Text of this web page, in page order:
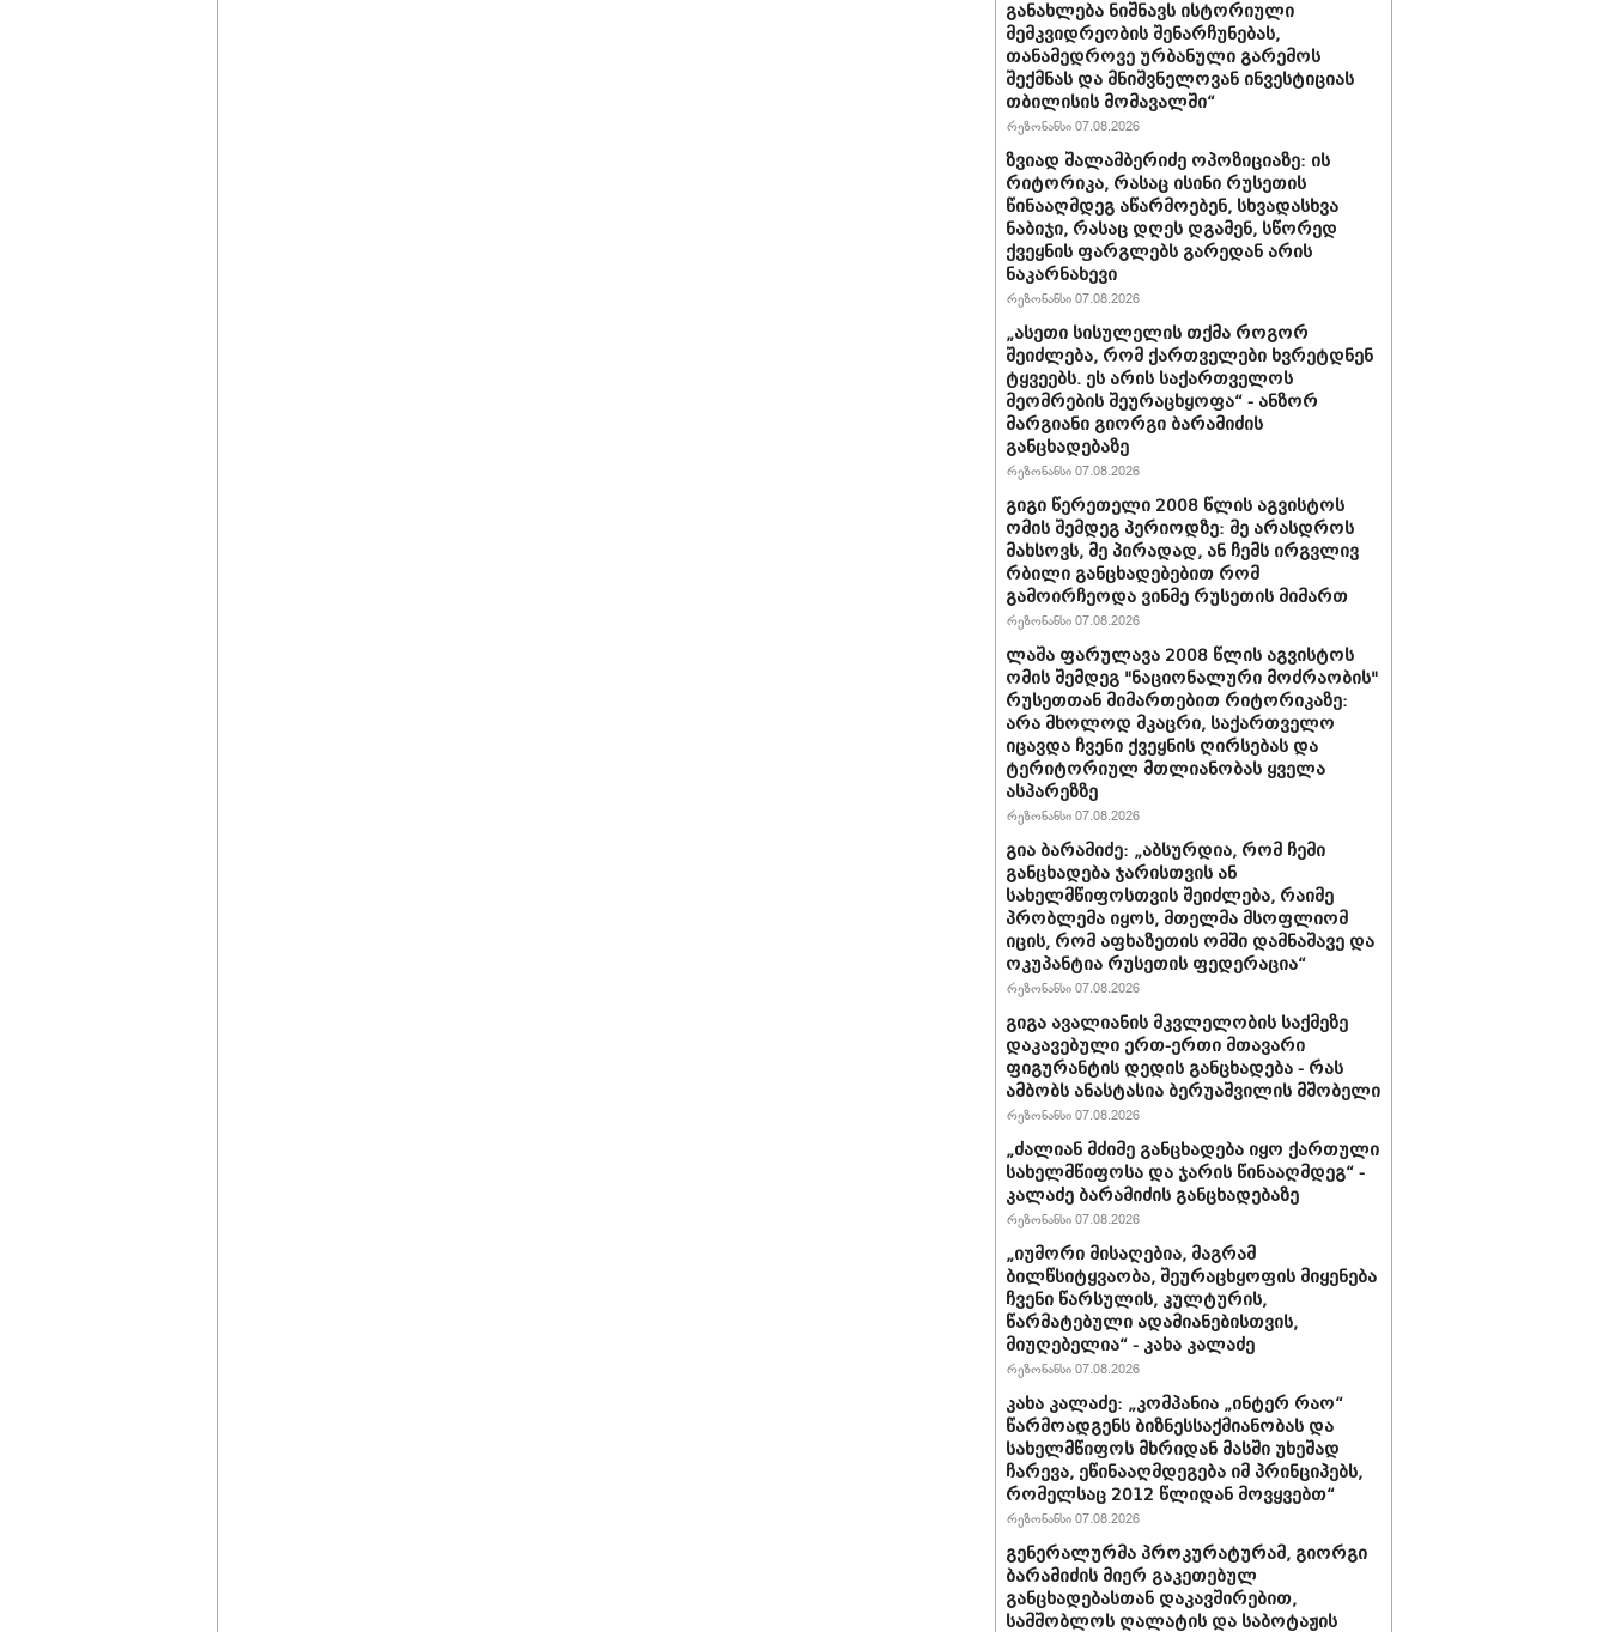
განახლება ნიშნავს ისტორიული
მემკვიდრეობის შენარჩუნებას,
თანამედროვე ურბანული გარემოს
შექმნას და მნიშვნელოვან ინვესტიციას
თბილისის მომავალში“
რეზონანსი 07.08.2026
ზვიად შალამბერიძე ოპოზიციაზე: ის
რიტორიკა, რასაც ისინი რუსეთის
წინააღმდეგ აწარმოებენ, სხვადასხვა
ნაბიჯი, რასაც დღეს დგამენ, სწორედ
ქვეყნის ფარგლებს გარედან არის
ნაკარნახევი
რეზონანსი 07.08.2026
„ასეთი სისულელის თქმა როგორ
შეიძლება, რომ ქართველები ხვრეტდნენ
ტყვეებს. ეს არის საქართველოს
მეომრების შეურაცხყოფა“ - ანზორ
მარგიანი გიორგი ბარამიძის
განცხადებაზე
რეზონანსი 07.08.2026
გიგი წერეთელი 2008 წლის აგვისტოს
ომის შემდეგ პერიოდზე: მე არასდროს
მახსოვს, მე პირადად, ან ჩემს ირგვლივ
რბილი განცხადებებით რომ
გამოირჩეოდა ვინმე რუსეთის მიმართ
რეზონანსი 07.08.2026
ლაშა ფარულავა 2008 წლის აგვისტოს
ომის შემდეგ "ნაციონალური მოძრაობის"
რუსეთთან მიმართებით რიტორიკაზე:
არა მხოლოდ მკაცრი, საქართველო
იცავდა ჩვენი ქვეყნის ღირსებას და
ტერიტორიულ მთლიანობას ყველა
ასპარეზზე
რეზონანსი 07.08.2026
გია ბარამიძე: „აბსურდია, რომ ჩემი
განცხადება ჯარისთვის ან
სახელმწიფოსთვის შეიძლება, რაიმე
პრობლემა იყოს, მთელმა მსოფლიომ
იცის, რომ აფხაზეთის ომში დამნაშავე და
ოკუპანტია რუსეთის ფედერაცია“
რეზონანსი 07.08.2026
გიგა ავალიანის მკვლელობის საქმეზე
დაკავებული ერთ-ერთი მთავარი
ფიგურანტის დედის განცხადება - რას
ამბობს ანასტასია ბერუაშვილის მშობელი
რეზონანსი 07.08.2026
„ძალიან მძიმე განცხადება იყო ქართული
სახელმწიფოსა და ჯარის წინააღმდეგ“ -
კალაძე ბარამიძის განცხადებაზე
რეზონანსი 07.08.2026
„იუმორი მისაღებია, მაგრამ
ბილწსიტყვაობა, შეურაცხყოფის მიყენება
ჩვენი წარსულის, კულტურის,
წარმატებული ადამიანებისთვის,
მიუღებელია“ - კახა კალაძე
რეზონანსი 07.08.2026
კახა კალაძე: „კომპანია „ინტერ რაო“
წარმოადგენს ბიზნესსაქმიანობას და
სახელმწიფოს მხრიდან მასში უხეშად
ჩარევა, ეწინააღმდეგება იმ პრინციპებს,
რომელსაც 2012 წლიდან მოვყვებთ“
რეზონანსი 07.08.2026
გენერალურმა პროკურატურამ, გიორგი
ბარამიძის მიერ გაკეთებულ
განცხადებასთან დაკავშირებით,
სამშობლოს ღალატის და საბოტაჟის